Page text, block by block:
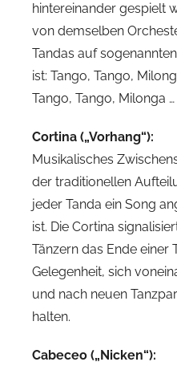
hintereinander gespielt
von demselben
Tandas auf
ist: Tango, Tango,
Tango, Tango, Milonga …
Cortina („Vorhang“):
Musikalisches
der traditionellen
jeder Tanda ein Song
ist. Die Cortina
Tänzern das Ende einer
Gelegenheit, sich
und nach neuen
halten.
Cabeceo („Nicken“):